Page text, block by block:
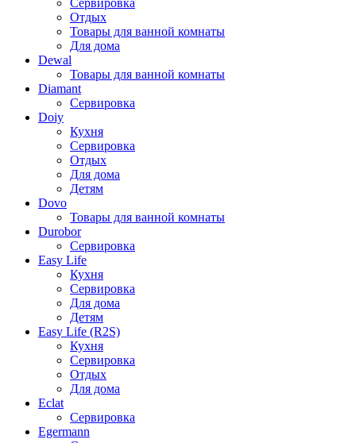
Сервировка
Отдых
Товары для ванной комнаты
Для дома
Dewal
Товары для ванной комнаты
Diamant
Сервировка
Doiy
Кухня
Сервировка
Отдых
Для дома
Детям
Dovo
Товары для ванной комнаты
Durobor
Сервировка
Easy Life
Кухня
Сервировка
Для дома
Детям
Easy Life (R2S)
Кухня
Сервировка
Отдых
Для дома
Eclat
Сервировка
Egermann